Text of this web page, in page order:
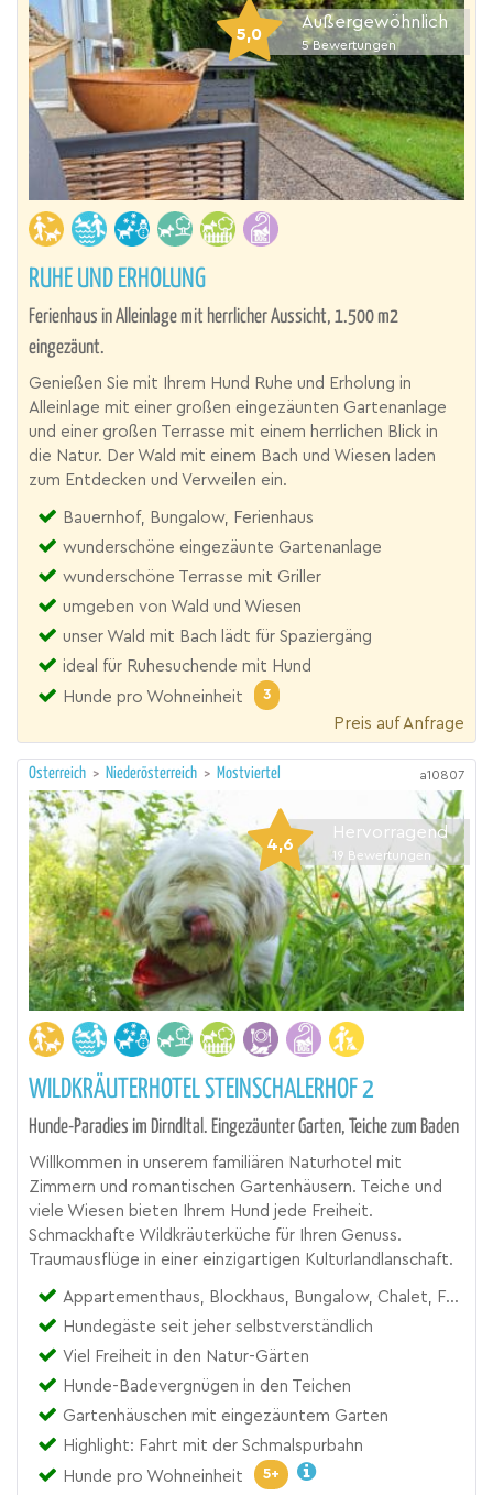
5,0
Außergewöhnlich
5 Bewertungen
RUHE UND ERHOLUNG
Ferienhaus in Alleinlage mit herrlicher Aussicht, 1.500 m2
eingezäunt.
Genießen Sie mit Ihrem Hund Ruhe und Erholung in
Alleinlage mit einer großen eingezäunten Gartenanlage
und einer großen Terrasse mit einem herrlichen Blick in
die Natur. Der Wald mit einem Bach und Wiesen laden
zum Entdecken und Verweilen ein.
Bauernhof, Bungalow, Ferienhaus
wunderschöne eingezäunte Gartenanlage
wunderschöne Terrasse mit Griller
umgeben von Wald und Wiesen
unser Wald mit Bach lädt für Spaziergäng
ideal für Ruhesuchende mit Hund
Hunde pro Wohneinheit
3
Preis auf Anfrage
Österreich > Niederösterreich > Mostviertel a10807
4,6
Hervorragend
19 Bewertungen
WILDKRÄUTERHOTEL STEINSCHALERHOF 2
Hunde-Paradies im Dirndltal. Eingezäunter Garten, Teiche zum Baden
Willkommen in unserem familiären Naturhotel mit
Zimmern und romantischen Gartenhäusern. Teiche und
viele Wiesen bieten Ihrem Hund jede Freiheit.
Schmackhafte Wildkräuterküche für Ihren Genuss.
Traumausflüge in einer einzigartigen Kulturlandlanschaft.
Appartementhaus, Blockhaus, Bungalow, Chalet, Ferienhaus, Ferienwohnung, Gasthof, Hotel, Zimmer
Hundegäste seit jeher selbstverständlich
Viel Freiheit in den Natur-Gärten
Hunde-Badevergnügen in den Teichen
Gartenhäuschen mit eingezäuntem Garten
Highlight: Fahrt mit der Schmalspurbahn
Hunde pro Wohneinheit
5+